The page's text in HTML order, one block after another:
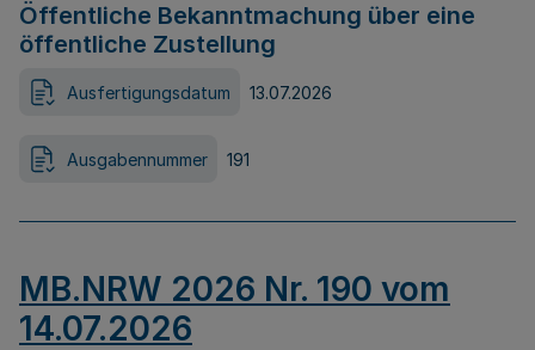
Öffentliche Bekanntmachung über eine
öffentliche Zustellung
Ausfertigungsdatum 13.07.2026
Ausgabennummer 191
MB.NRW 2026 Nr. 190 vom
14.07.2026